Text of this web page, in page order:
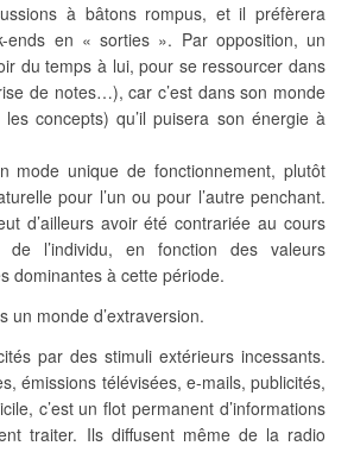
à bâtons rompus, et il préfèrera
ends en « sorties ». Par opposition, un
du temps à lui, pour se ressourcer dans
de notes…), car c’est dans son monde
concepts) qu’il puisera son énergie à
mode unique de fonctionnement, plutôt
pour l’un ou pour l’autre penchant.
d’ailleurs avoir été contrariée au cours
de l’individu, en fonction des valeurs
dominantes à cette période.
un monde d’extraversion.
par des stimuli extérieurs incessants.
émissions télévisées, e-mails, publicités,
c’est un flot permanent d’informations
traiter. Ils diffusent même de la radio